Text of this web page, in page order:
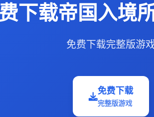
下载帝国入境
免费下载完整版游
免费下载
完整版游戏